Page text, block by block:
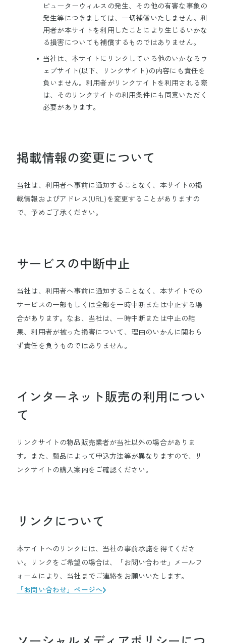
ピューターウィルスの発生、その他の有害な事象の
発生等につきましては、一切補償いたしません。利
用者が本サイトを利用したことにより生じるいかな
る損害についても補償するものではありません。
当社は、本サイトにリンクしている他のいかなるウ
ェブサイト(以下、リンクサイト)の内容にも責任を
負いません。利用者がリンクサイトを利用される際
は、そのリンクサイトの利用条件にも同意いただく
必要があります。
掲載情報の変更について
当社は、利用者へ事前に通知することなく、本サイトの掲
載情報およびアドレス(URL)を変更することがありますの
で、予めご了承ください。
サービスの中断中止
当社は、利用者へ事前に通知することなく、本サイトでの
サービスの一部もしくは全部を一時中断または中止する場
合があります。なお、当社は、一時中断または中止の結
果、利用者が被った損害について、理由のいかんに関わら
ず責任を負うものではありません。
インターネット販売の利用につい
て
リンクサイトの物品販売業者が当社以外の場合がありま
す。また、製品によって申込方法等が異なりますので、リ
ンクサイトの購入案内をご確認ください。
リンクについて
本サイトへのリンクには、当社の事前承諾を得てくださ
い。リンクをご希望の場合は、「お問い合わせ」メールフ
ォームにより、当社までご連絡をお願いいたします。
「お問い合わせ」ページへ